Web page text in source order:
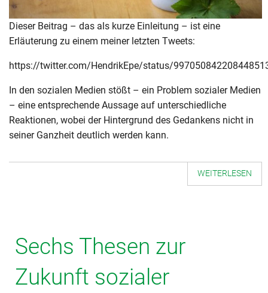
Dieser Beitrag – das als kurze Einleitung – ist eine
Erläuterung zu einem meiner letzten Tweets:
https://twitter.com/HendrikEpe/status/
In den sozialen Medien stößt – ein Problem sozialer Medien
– eine entsprechende Aussage auf unterschiedliche
Reaktionen, wobei der Hintergrund des Gedankens nicht in
seiner Ganzheit deutlich werden kann.
WEITERLESEN
Sechs Thesen zur
Zukunft sozialer